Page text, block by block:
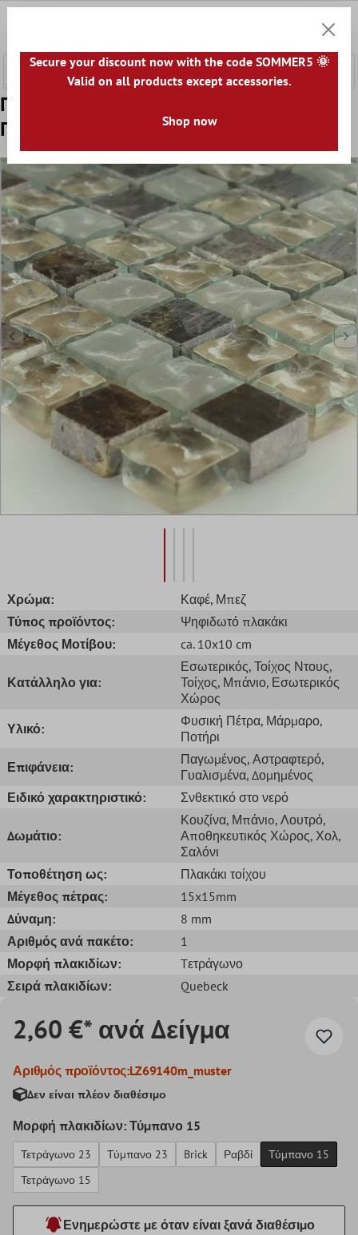
Πρότυπο από Ψηφιδωτά Πλακάκια
Ποτήρι Μάρμαρο Quebeck Kαφέ
Χρώμα: Καφέ, Μπεζ
Τύπος προϊόντος:
Ψηφιδωτό πλακάκι
Μέγεθος Μοτίβου:
ca. 10x10 cm
Κατάλληλο για:
Εσωτερικός, Τοίχος Ντους,
Τοίχος, Μπάνιο, Εσωτερικός
Χώρος
Υλικό:
Φυσική Πέτρα, Μάρμαρο,
Ποτήρι
Επιφάνεια:
Παγωμένος, Αστραφτερό,
Γυαλισμένα, Δομημένος
Ειδικό χαρακτηριστικό:
Σνθεκτικό στο νερό
Δωμάτιο:
Κουζίνα, Μπάνιo, Λουτρό,
Αποθηκευτικός Χώρος, Χολ,
Σαλόνι
Τοποθέτηση ως:
Πλακάκι τοίχου
Μέγεθος πέτρας:
15x15mm
Δύναμη:
8 mm
Αριθμός ανά πακέτο:
1
Μορφή πλακιδίων:
Tετράγωνο
Σειρά πλακιδίων:
Quebeck
2,60 €* ανά Δείγμα
Αριθμός προϊόντος:LZ69140m_muster
Δεν είναι πλέον διαθέσιμο
Μορφή πλακιδίων: Τύμπανο 15
Τετράγωνο 23 Τύμπανο 23 Brick Ραβδί
Τύμπανο 15
Τετράγωνο 15
Ενημερώστε με όταν είναι ξανά διαθέσιμο
Secure your discount now with the code SOMMER5 🌞
Valid on all products except accessories.
Shop now